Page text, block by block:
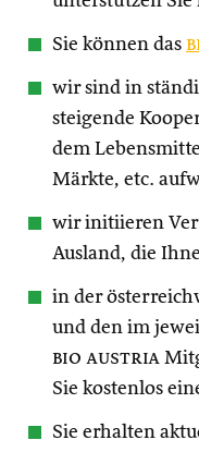
Sie können das
wir sind in
steigende
dem
Märkte, etc.
wir initiieren
Ausland, die
in der
und den im
bio austria
Sie kostenlos
Sie erhalten